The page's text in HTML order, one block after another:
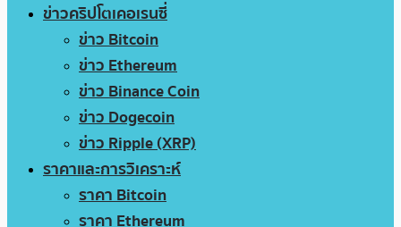
ข่าวคริปโตเคอเรนซี่
ข่าว Bitcoin
ข่าว Ethereum
ข่าว Binance Coin
ข่าว Dogecoin
ข่าว Ripple (XRP)
ราคาและการวิเคราะห์
ราคา Bitcoin
ราคา Ethereum